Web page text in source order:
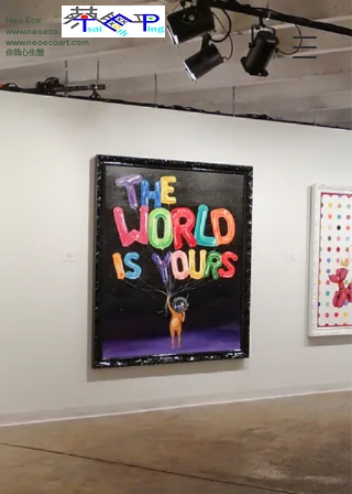
Neo Eco
www.neoeco.com
www.neoecoart.com
你我心生態